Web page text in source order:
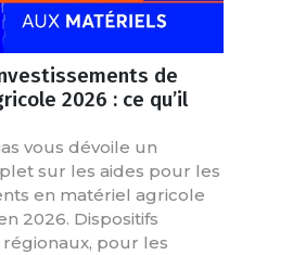
de
2026 : ce qu’il
vous dévoile un
sur les aides pour les
en matériel agricole
2026. Dispositifs
pour les